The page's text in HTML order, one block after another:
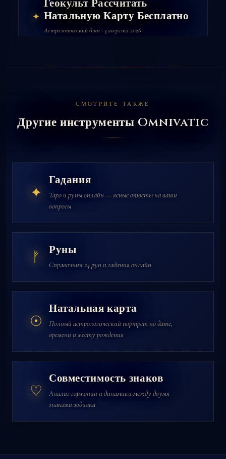
✦
Геокульт Рассчитать
Натальную Карту Бесплатно
Астрологический блог · 3 августа 2026
СМОТРИТЕ ТАКЖЕ
Другие инструменты Omnivatic
✦
Гадания
Таро и руны онлайн — ясные ответы на ваши
вопросы
ᚠ Руны
Справочник 24 рун и гадания онлайн
☉
Натальная карта
Полный астрологический портрет по дате,
времени и месту рождения
♡
Совместимость знаков
Анализ гармонии и динамики между двумя
знаками зодиака